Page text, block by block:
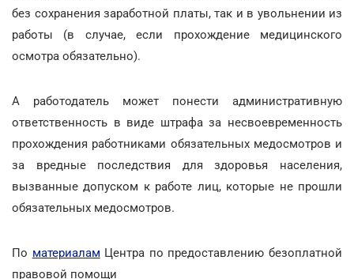
без сохранения заработной платы, так и в увольнении из
работы (в случае, если прохождение медицинского
осмотра обязательно).
А работодатель может понести административную
ответственность в виде штрафа за несвоевременность
прохождения работниками обязательных медосмотров и
за вредные последствия для здоровья населения,
вызванные допуском к работе лиц, которые не прошли
обязательных медосмотров.
По материалам Центра по предоставлению безоплатной
правовой помощи